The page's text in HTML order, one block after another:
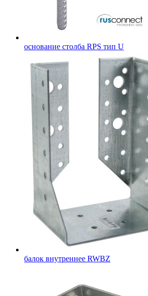
основание столба RPS тип U
балок внутреннее RWBZ